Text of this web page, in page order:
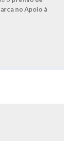
no Apoio à